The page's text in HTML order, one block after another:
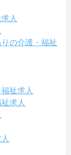
人
の介護・福祉
祉求人
求人